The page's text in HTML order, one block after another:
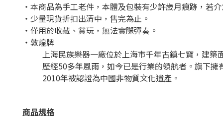
・本商品為手工老件，本體及包裝有少許歲月痕跡，若
・少量現貨折扣出清中，售完為止。
・僅用於收藏、賞玩，無法實際彈奏。
・敦煌牌
上海民族樂器一廠位於上海市千年古鎮七寶，建
歷經50多年風雨，如今已是行業的領航者。旗下
2010年被認證為中國非物質文化遺產。
商品規格